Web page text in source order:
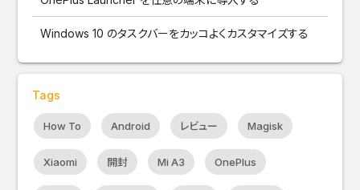
Windows 10 のタスクバーをカッコよくカスタマイズする
Tags
How To Android レビュー Magisk
Xiaomi 開封 Mi A3 OnePlus